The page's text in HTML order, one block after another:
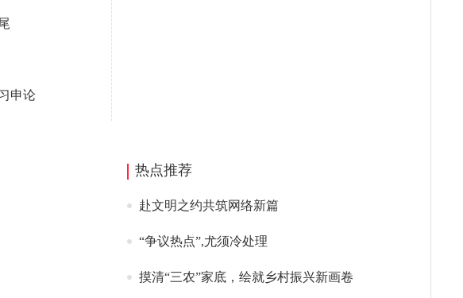
申论
热点推荐
赴文明之约共筑网络新篇
“争议热点”,尤须冷处理
摸清“三农”家底，绘就乡村振兴新画卷